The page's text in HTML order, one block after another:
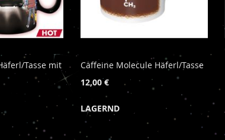
Tasse mit
Caffeine Molecule Häferl/Tasse
12,00 €
LAGERND